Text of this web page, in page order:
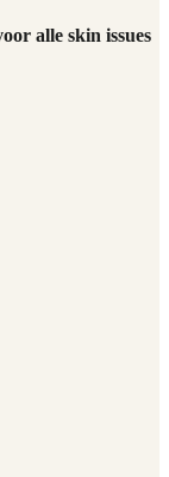
alle skin issues